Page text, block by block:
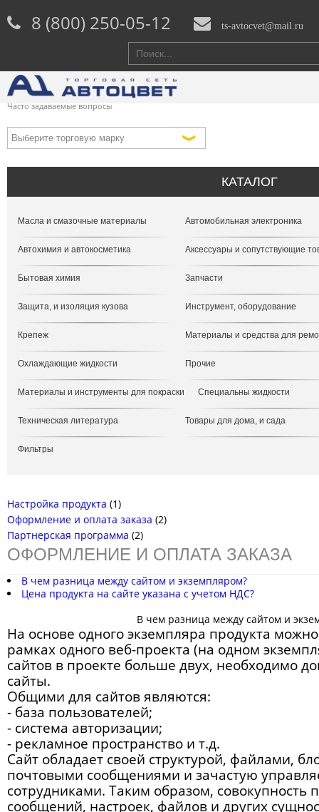
8 (800) 250-05-12 ts-avtocvet@mail.ru
Часто задаваемые вопросы
КАТАЛОГ
Масла и смазочные материалы Автомобильная электроника
Автохимия и автокосметика Аксессуары и сопутствующие
Бытовая химия Запчасти
Защита, и изоляция кузова Инструмент, оборудование
Крепеж Материалы и средства для
Охлаждающие жидкости Прочие
Материалы и инструменты для покраски Специальны жидкости
Техническая литература Товары для дома, и сада
Фильтры
Настройка продукта (1)
Оформление и оплата заказа (2)
Партнерская программа (2)
ОФОРМЛЕНИЕ И ОПЛАТА ЗАКАЗА
В чем разница между сайтом и экземпляром?
Цена продукта на сайте указана с учетом НДС?
В чем разница между сайтом и
На основе одного экземпляра продукта можно
рамках одного веб-проекта (на одном
сайтов в проекте больше двух, необходимо
сайты.
Общими для сайтов являются:
- база пользователей;
- система авторизации;
- рекламное пространство и т.д.
Сайт обладает своей структурой, файлами,
почтовыми сообщениями и зачастую
сотрудниками. Таким образом, совокупность
сообщений, настроек, файлов и других